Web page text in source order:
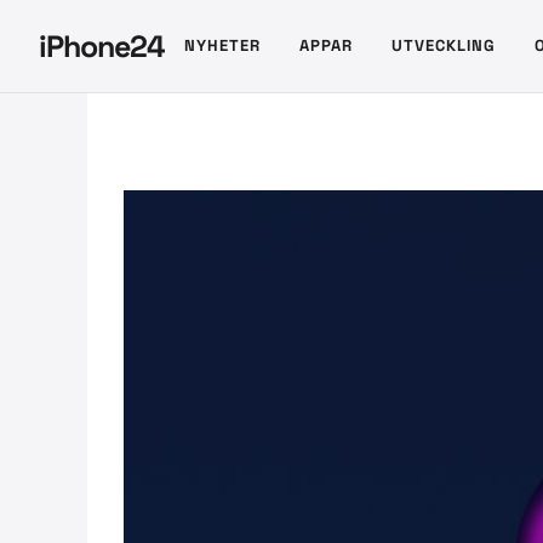
innehåll
iPhone24 NYHETER APPAR UTVECKLING